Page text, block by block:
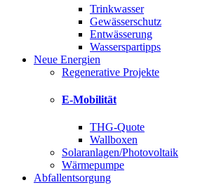
Trinkwasser
Gewässerschutz
Entwässerung
Wasserspartipps
Neue Energien
Regenerative Projekte
E-Mobilität
THG-Quote
Wallboxen
Solaranlagen/Photovoltaik
Wärmepumpe
Abfallentsorgung